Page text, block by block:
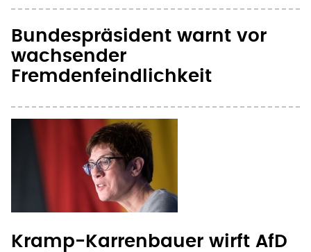
Bundespräsident warnt vor
wachsender
Fremdenfeindlichkeit
Kramp-Karrenbauer wirft AfD